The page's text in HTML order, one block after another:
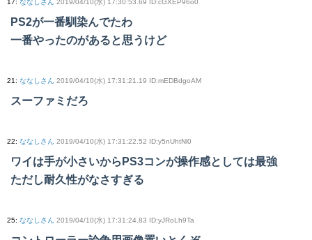
17: ななしさん 2019/04/10(水) 17:30:53.69 ID:cGXEP96o0
PS2が一番馴染んでたわ
一番やったのがあると思うけど
21: ななしさん 2019/04/10(水) 17:31:21.19 ID:mEDBdgoAM
スーファミだろ
22: ななしさん 2019/04/10(水) 17:31:22.52 ID:y5nUhtNl0
ワイは手が小さいからPS3コンが操作感としては最強
ただし耐久性がなさすぎる
25: ななしさん 2019/04/10(水) 17:31:24.83 ID:yJRoLh9Ta